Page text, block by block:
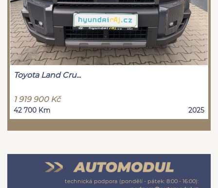
Toyota Land Cru...
1 919 900 Kč
42 700 Km 2025
technická podpora (pondělí - pátek: 8:00 - 16:00):